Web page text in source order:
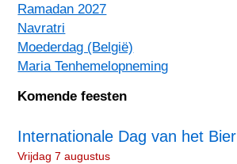
Ramadan 2027
Navratri
Moederdag (België)
Maria Tenhemelopneming
Komende feesten
Internationale Dag van het Bier
Vrijdag 7 augustus